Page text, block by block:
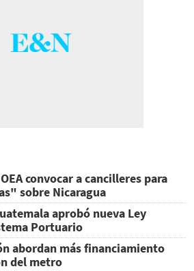
convocar a cancilleres para
sobre Nicaragua
aprobó nueva Ley
Portuario
abordan más financiamiento
del metro